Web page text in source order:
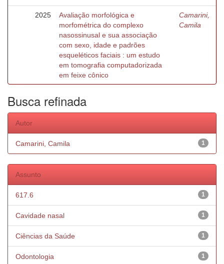
2025
Avaliação morfológica e
morfométrica do complexo
nasossinusal e sua associação
com sexo, idade e padrões
esqueléticos faciais : um estudo
em tomografia computadorizada
em feixe cônico
Camarini,
Camila
Busca refinada
Autor
1
Camarini, Camila
Assunto
1
617.6
1
Cavidade nasal
1
Ciências da Saúde
1
Odontologia